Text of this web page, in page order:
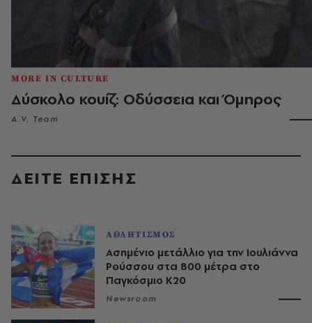
MORE IN CULTURE
Δύσκολο κουίζ: Οδύσσεια και Όμηρος
A.V. Team
ΔΕΙΤΕ ΕΠΙΣΗΣ
ΑΘΛΗΤΙΣΜΟΣ
Ασημένιο μετάλλιο για την Ιουλιάννα
Ρούσσου στα 800 μέτρα στο
Παγκόσμιο Κ20
Newsroom